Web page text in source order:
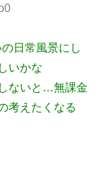
日常風景にし
いかな
ないと…無課金
考えたくなる